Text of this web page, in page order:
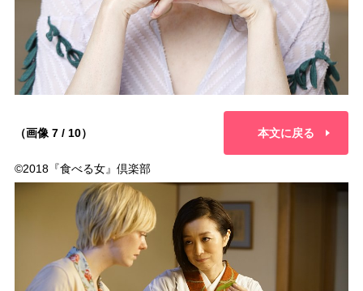
（画像 7 / 10） 本文に戻る
©2018『食べる女』倶楽部